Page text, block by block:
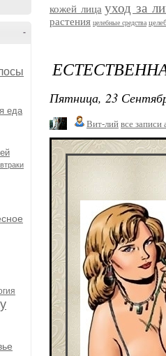
-
еда
кожей лица уход за
растения целебные средства
Пятница, 23
Вит-лий все записи